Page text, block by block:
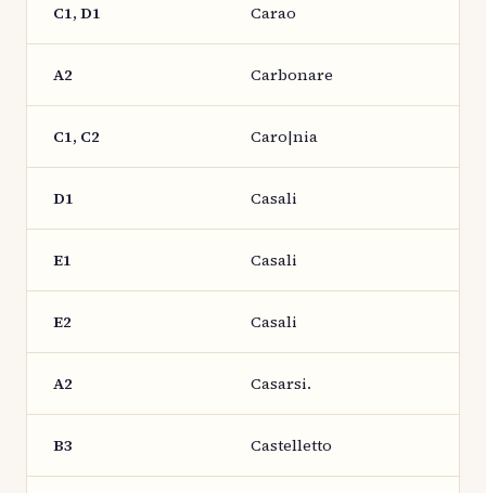
C1, D1 Carao
A2 Carbonare
C1, C2 Caro|nia
D1 Casali
E1 Casali
E2 Casali
A2 Casarsi.
B3 Castelletto